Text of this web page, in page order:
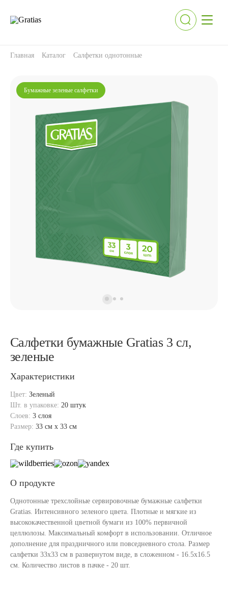
Главная Каталог Салфетки однотонные
Бумажные зеленые салфетки
Салфетки бумажные Gratias 3 сл,
зеленые
Характеристики
Цвет: Зеленый
Шт. в упаковке: 20 штук
Слоев: 3 слоя
Размер: 33 см x 33 см
Где купить
О продукте
Однотонные трехслойные сервировочные бумажные салфетки
Gratias. Интенсивного зеленого цвета. Плотные и мягкие из
высококачественной цветной бумаги из 100% первичной
целлюлозы. Максимальный комфорт в использовании. Отличное
дополнение для праздничного или повседневного стола. Размер
салфетки 33х33 см в развернутом виде, в сложенном - 16.5х16.5
см. Количество листов в пачке - 20 шт.